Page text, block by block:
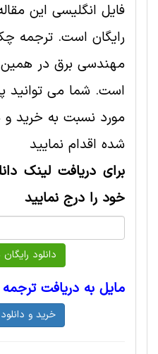
رایگان است. ترجمه
مهندسی برق در
است. شما می توانید
مورد نسبت به خرید و
شده اقدام نمایید
برای دریافت لینک
خود را درج نمایید
مایل به دریافت